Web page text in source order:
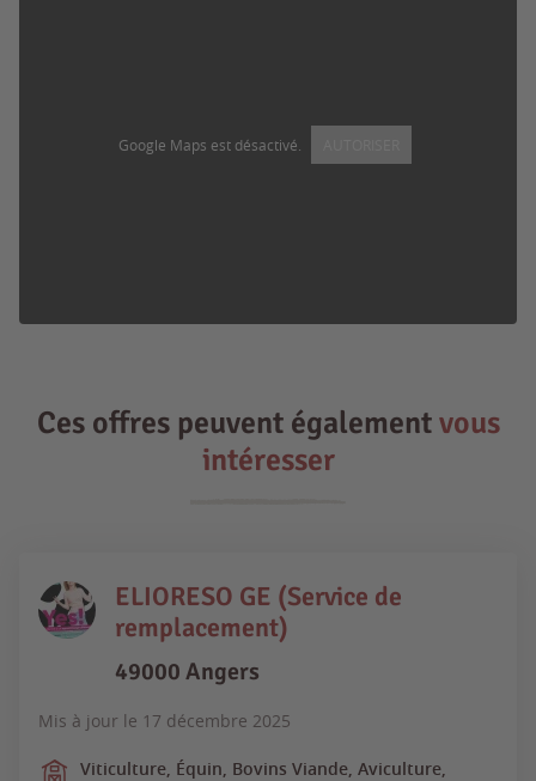
Google Maps est désactivé.
Ces offres peuvent égalementvous
intéresser
ELIORESO GE (Service de
remplacement)
49000 Angers
Mis à jour le 17 décembre 2025
Viticulture, Équin, Bovins Viande, Aviculture,